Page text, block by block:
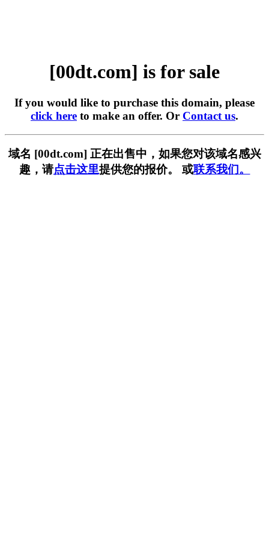
[00dt.com] is for sale
If you would like to purchase this domain, please
click here to make an offer. Or Contact us.
域名 [00dt.com] 正在出售中，如果您对该域名感兴
趣，请点击这里提供您的报价。 或联系我们。